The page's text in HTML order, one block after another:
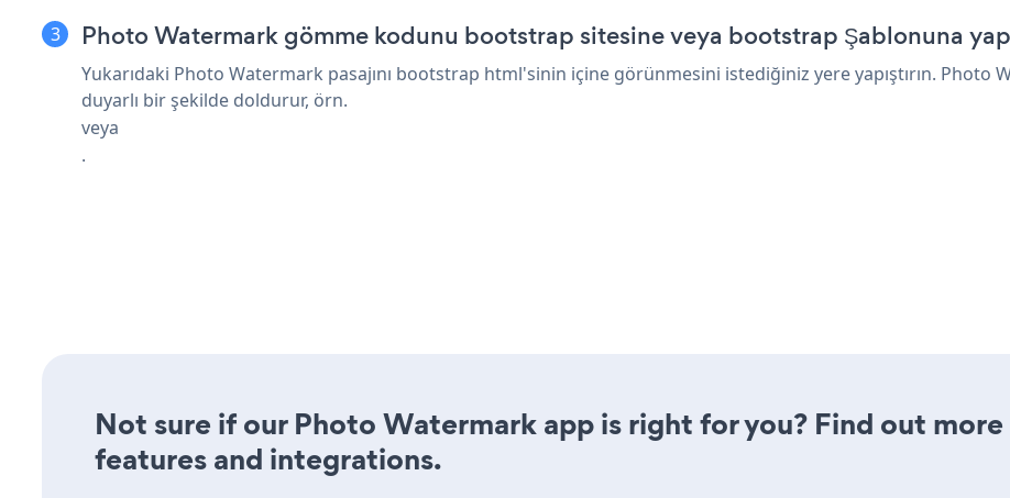
Photo Watermark gömme kodunu bootstrap sitesine veya bootstrap Şablonuna
Yukarıdaki Photo Watermark pasajını bootstrap html'sinin içine görünmesini istediğiniz yere yapıştırın. Photo
duyarlı bir şekilde doldurur, örn.
veya
.
Not sure if our Photo Watermark app is right for you? Find out
features and integrations.